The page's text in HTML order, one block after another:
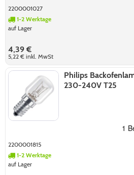
2200001027
1-2 Werktage
auf Lager
4,39 €
5,22 €inkl. MwSt
Philips
230-240V T25
2200001815
1-2 Werktage
auf Lager